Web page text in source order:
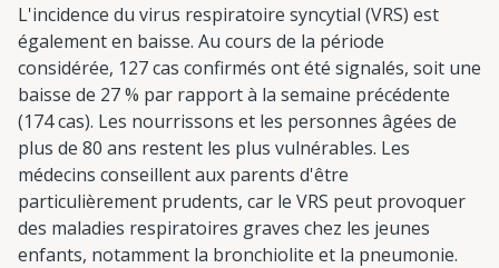
L'incidence du virus respiratoire syncytial (VRS) est
également en baisse. Au cours de la période
considérée, 127 cas confirmés ont été signalés, soit une
baisse de 27 % par rapport à la semaine précédente
(174 cas). Les nourrissons et les personnes âgées de
plus de 80 ans restent les plus vulnérables. Les
médecins conseillent aux parents d'être
particulièrement prudents, car le VRS peut provoquer
des maladies respiratoires graves chez les jeunes
enfants, notamment la bronchiolite et la pneumonie.